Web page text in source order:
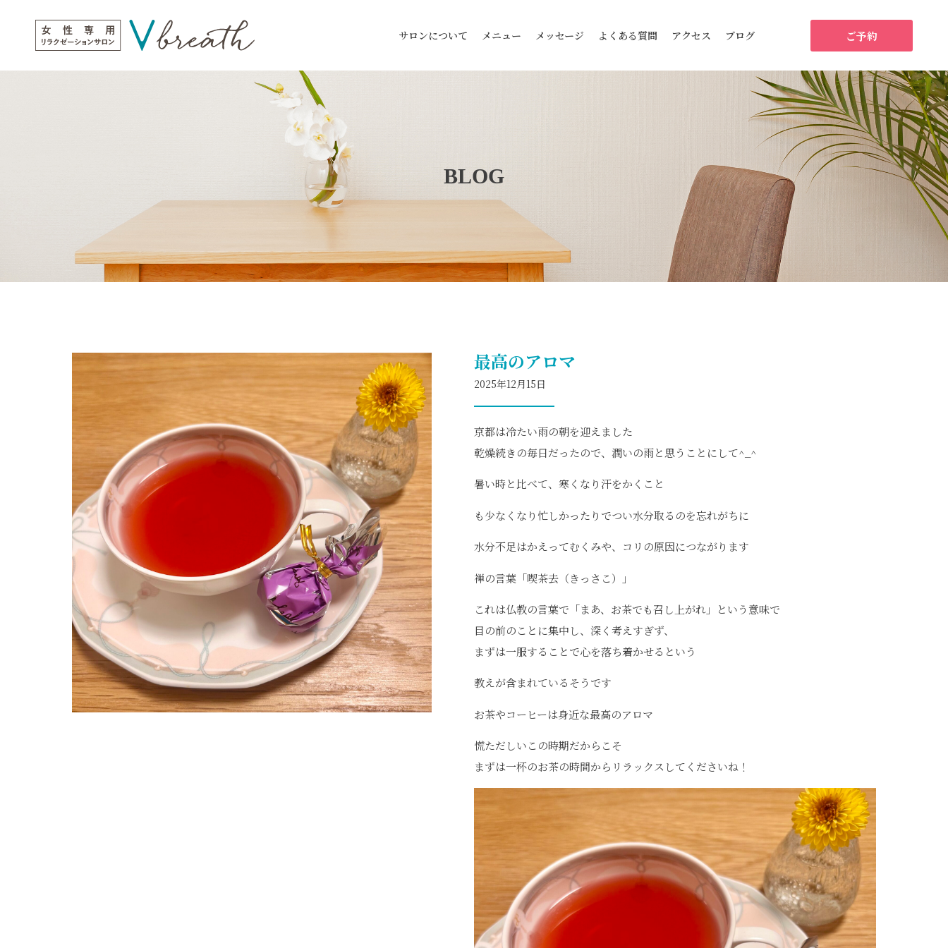
サロンについて メニュー メッセージ よくある質問 アクセス ブログ ご予約
BLOG
最高のアロマ
2025年12月15日
京都は冷たい雨の朝を迎えました
乾燥続きの毎日だったので、潤いの雨と思うことにして^_^
暑い時と比べて、寒くなり汗をかくこと
も少なくなり忙しかったりでつい水分取るのを忘れがちに
水分不足はかえってむくみや、コリの原因につながります
禅の言葉「喫茶去（きっさこ）」
これは仏教の言葉で「まあ、お茶でも召し上がれ」という意味で
目の前のことに集中し、深く考えすぎず、
まずは一服することで心を落ち着かせるという
教えが含まれているそうです
お茶やコーヒーは身近な最高のアロマ
慌ただしいこの時期だからこそ
まずは一杯のお茶の時間からリラックスしてくださいね！